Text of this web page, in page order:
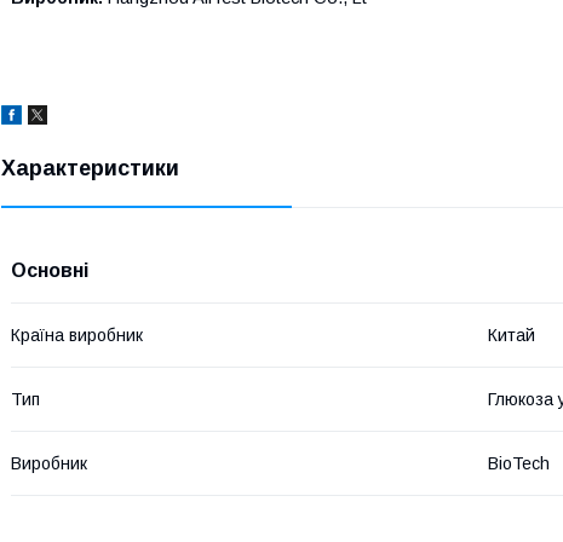
Характеристики
Основні
Країна виробник Китай
Тип Глюкоза
Виробник BioTech